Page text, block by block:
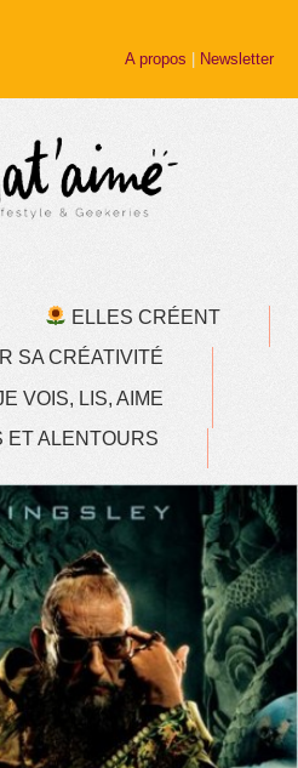
A propos | Newsletter
ELLES CRÉENT
SA CRÉATIVITÉ
VOIS, LIS, AIME
ET ALENTOURS